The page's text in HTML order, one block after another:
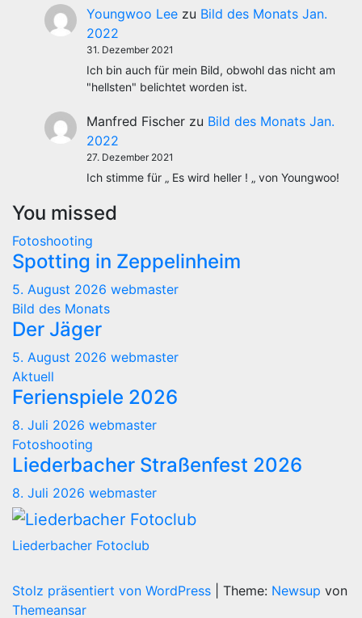
Youngwoo Lee zu Bild des Monats Jan.
2022
31. Dezember 2021
Ich bin auch für mein Bild, obwohl das nicht am
"hellsten" belichtet worden ist.
Manfred Fischer zu Bild des Monats Jan.
2022
27. Dezember 2021
Ich stimme für „ Es wird heller ! „ von Youngwoo!
You missed
Fotoshooting
Spotting in Zeppelinheim
5. August 2026 webmaster
Bild des Monats
Der Jäger
5. August 2026 webmaster
Aktuell
Ferienspiele 2026
8. Juli 2026 webmaster
Fotoshooting
Liederbacher Straßenfest 2026
8. Juli 2026 webmaster
Liederbacher Fotoclub
Stolz präsentiert von WordPress Theme: Newsup von
Themeansar